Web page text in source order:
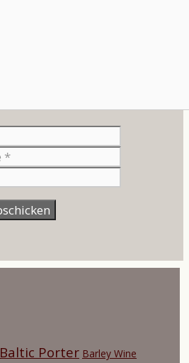
Mail-
Adresse
Baltic Porter Barley Wine